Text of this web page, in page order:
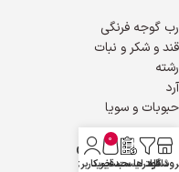
رب گوجه فرنگی
قند و شکر و نبات
رشته
آرد
حبوبات و سویا
چاشنی و افرودنی
فیلترها دانلود لیست قیمت
0
سبد خرید
حساب کاربری من